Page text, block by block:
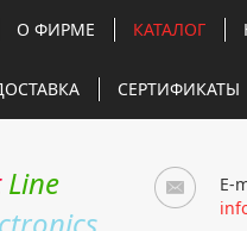
О ФИРМЕ КАТАЛОГ
СЕРТИФИКАТЫ
Line
E-